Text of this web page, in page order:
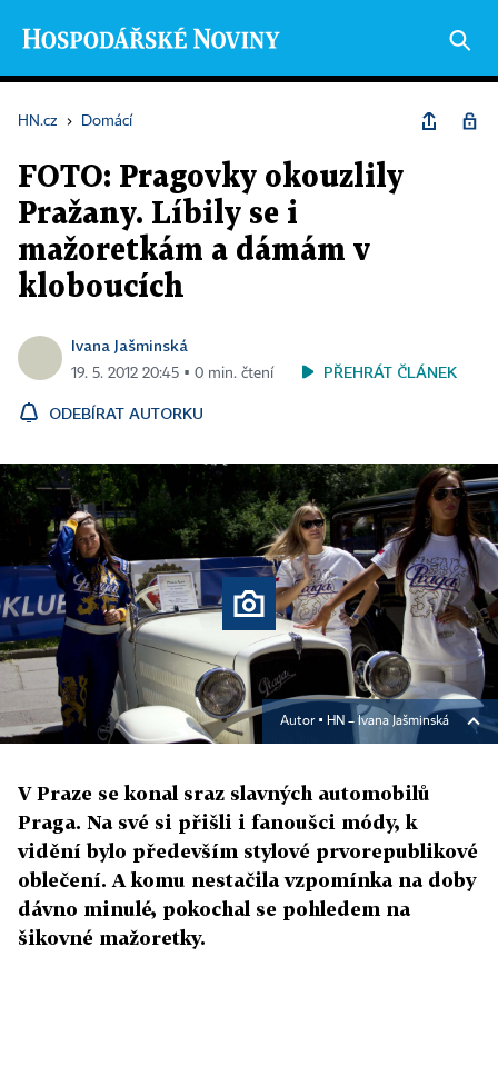
HN.cz › Domácí
FOTO: Pragovky okouzlily
Pražany. Líbily se i
mažoretkám a dámám v
kloboucích
Ivana Jašminská
19. 5. 2012 20:45 ▪ 0 min. čtení PŘEHRÁT ČLÁNEK
ODEBÍRAT AUTORKU
Autor ▪ HN – Ivana Jašminská
V Praze se konal sraz slavných automobilů
Praga. Na své si přišli i fanoušci módy, k
vidění bylo především stylové prvorepublikové
oblečení. A komu nestačila vzpomínka na doby
dávno minulé, pokochal se pohledem na
šikovné mažoretky.